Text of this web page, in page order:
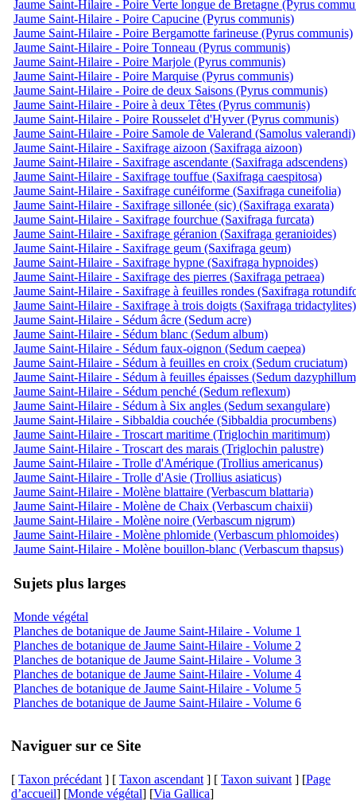
Jaume Saint-Hilaire - Poire Verte longue de Bretagne (Pyrus
Jaume Saint-Hilaire - Poire Capucine (Pyrus communis)
Jaume Saint-Hilaire - Poire Bergamotte farineuse (Pyrus communis)
Jaume Saint-Hilaire - Poire Tonneau (Pyrus communis)
Jaume Saint-Hilaire - Poire Marjole (Pyrus communis)
Jaume Saint-Hilaire - Poire Marquise (Pyrus communis)
Jaume Saint-Hilaire - Poire de deux Saisons (Pyrus communis)
Jaume Saint-Hilaire - Poire à deux Têtes (Pyrus communis)
Jaume Saint-Hilaire - Poire Rousselet d'Hyver (Pyrus communis)
Jaume Saint-Hilaire - Poire Samole de Valerand (Samolus valerandi)
Jaume Saint-Hilaire - Saxifrage aizoon (Saxifraga aizoon)
Jaume Saint-Hilaire - Saxifrage ascendante (Saxifraga adscendens)
Jaume Saint-Hilaire - Saxifrage touffue (Saxifraga caespitosa)
Jaume Saint-Hilaire - Saxifrage cunéiforme (Saxifraga cuneifolia)
Jaume Saint-Hilaire - Saxifrage sillonée (sic) (Saxifraga exarata)
Jaume Saint-Hilaire - Saxifrage fourchue (Saxifraga furcata)
Jaume Saint-Hilaire - Saxifrage géranion (Saxifraga geranioides)
Jaume Saint-Hilaire - Saxifrage geum (Saxifraga geum)
Jaume Saint-Hilaire - Saxifrage hypne (Saxifraga hypnoides)
Jaume Saint-Hilaire - Saxifrage des pierres (Saxifraga petraea)
Jaume Saint-Hilaire - Saxifrage à feuilles rondes (Saxifraga
Jaume Saint-Hilaire - Saxifrage à trois doigts (Saxifraga tridactylites)
Jaume Saint-Hilaire - Sédum âcre (Sedum acre)
Jaume Saint-Hilaire - Sédum blanc (Sedum album)
Jaume Saint-Hilaire - Sédum faux-oignon (Sedum caepea)
Jaume Saint-Hilaire - Sédum à feuilles en croix (Sedum cruciatum)
Jaume Saint-Hilaire - Sédum à feuilles épaisses (Sedum
Jaume Saint-Hilaire - Sédum penché (Sedum reflexum)
Jaume Saint-Hilaire - Sédum à Six angles (Sedum sexangulare)
Jaume Saint-Hilaire - Sibbaldia couchée (Sibbaldia procumbens)
Jaume Saint-Hilaire - Troscart maritime (Triglochin maritimum)
Jaume Saint-Hilaire - Troscart des marais (Triglochin palustre)
Jaume Saint-Hilaire - Trolle d'Amérique (Trollius americanus)
Jaume Saint-Hilaire - Trolle d'Asie (Trollius asiaticus)
Jaume Saint-Hilaire - Molène blattaire (Verbascum blattaria)
Jaume Saint-Hilaire - Molène de Chaix (Verbascum chaixii)
Jaume Saint-Hilaire - Molène noire (Verbascum nigrum)
Jaume Saint-Hilaire - Molène phlomide (Verbascum phlomoides)
Jaume Saint-Hilaire - Molène bouillon-blanc (Verbascum thapsus)
Sujets plus larges
Monde végétal
Planches de botanique de Jaume Saint-Hilaire - Volume 1
Planches de botanique de Jaume Saint-Hilaire - Volume 2
Planches de botanique de Jaume Saint-Hilaire - Volume 3
Planches de botanique de Jaume Saint-Hilaire - Volume 4
Planches de botanique de Jaume Saint-Hilaire - Volume 5
Planches de botanique de Jaume Saint-Hilaire - Volume 6
Naviguer sur ce Site
[ Taxon précédant ] [ Taxon ascendant ] [ Taxon suivant ] [Page
d’accueil] [Monde végétal] [Via Gallica]